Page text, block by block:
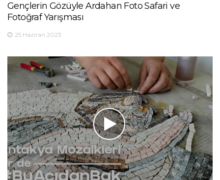
Gençlerin Gözüyle Ardahan Foto Safari ve
Fotoğraf Yarışması
25 Haziran 2023